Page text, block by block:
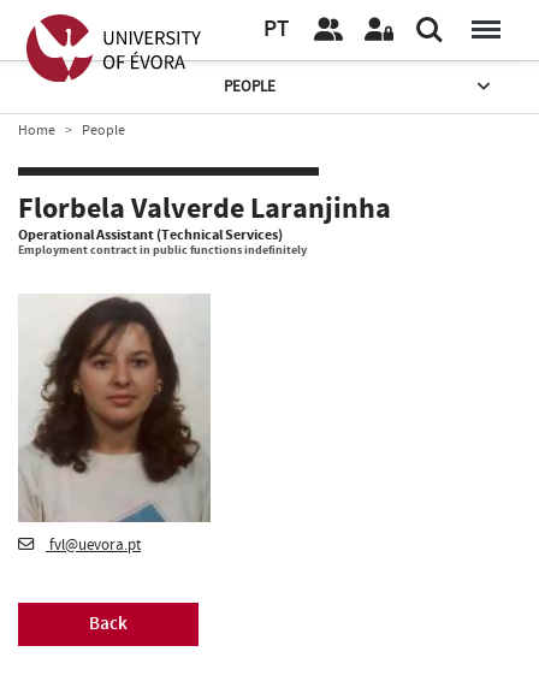
PT
PEOPLE
Home People
Florbela Valverde Laranjinha
Operational Assistant (Technical Services)
Employment contract in public functions indefinitely
fvl@uevora.pt
Back